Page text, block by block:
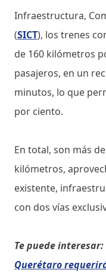
Infraestructura,
(SICT), los trenes
de 160 kilómetros
pasajeros, en un
minutos, lo que
por ciento.
En total, son más
kilómetros,
existente,
con dos vías
Te puede interesar:
Querétaro